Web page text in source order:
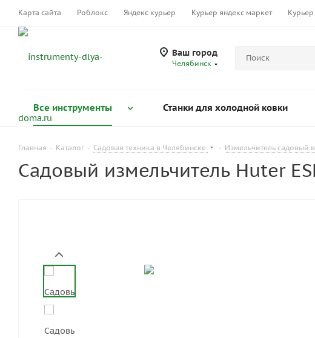
Карта сайта Роблокс Яндекс курьер Курьер яндекс маркет
Ваш город
Челябинск
Все инструменты Станки для холодной ковки
Главная - Каталог - Садовая техника в Челябинске - Измельчитель садовый
Садовый измельчитель Huter